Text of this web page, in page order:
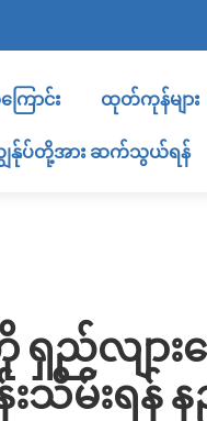
ောင်း ထုတ်ကုန်များ
န်ုပ်တို့အား ဆက်သွယ်ရန်
ရှည်လျ
သိမ်းရန် န